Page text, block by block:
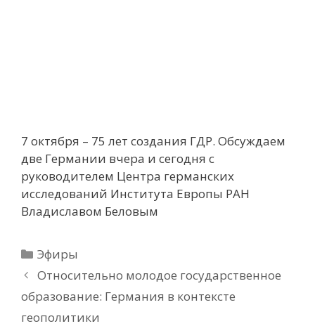
7 октября – 75 лет создания ГДР. Обсуждаем
две Германии вчера и сегодня с
руководителем Центра германских
исследований Института Европы РАН
Владиславом Беловым
Рубрики
Эфиры
Относительно молодое государственное
образование: Германия в контексте
геополитики